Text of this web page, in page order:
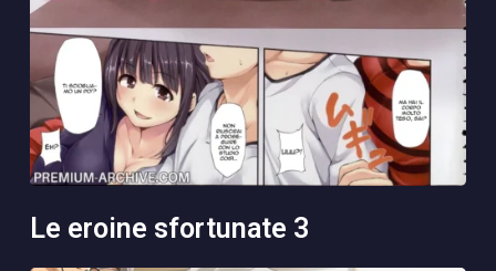
le eroine sfortunate 3